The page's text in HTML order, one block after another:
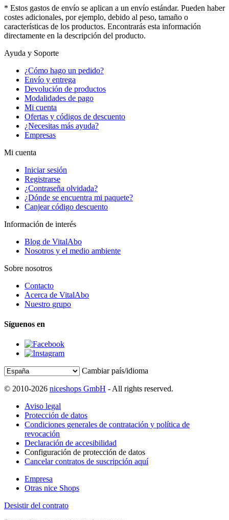
* Estos gastos de envío se aplican a un envío estándar. Pueden haber
costes adicionales, por ejemplo, debido al peso, tamaño o
características de los productos. Encontrarás esta información
directamente en la descripción del producto.
Ayuda y Soporte
¿Cómo hago un pedido?
Envío y entrega
Devolución de productos
Modalidades de pago
Mi cuenta
Ofertas y códigos de descuento
¿Necesitas más ayuda?
Empresas
Mi cuenta
Iniciar sesión
Registrarse
¿Contraseña olvidada?
¿Dónde se encuentra mi paquete?
Canjear código descuento
Información de interés
Blog de VitalAbo
Nosotros y el medio ambiente
Sobre nosotros
Contacto
Acerca de VitalAbo
Nuestro grupo
Síguenos en
Cambiar país/idioma
© 2010-2026 niceshops GmbH - All rights reserved.
Aviso legal
Protección de datos
Condiciones generales de contratación y política de
revocación
Declaración de accesibilidad
Configuración de protección de datos
Cancelar contratos de suscripción aquí
Empresa
Otras nice Shops
Desistir del contrato